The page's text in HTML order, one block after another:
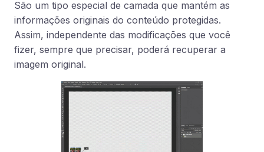
São um tipo especial de camada que mantém as
informações originais do conteúdo protegidas.
Assim, independente das modificações que você
fizer, sempre que precisar, poderá recuperar a
imagem original.